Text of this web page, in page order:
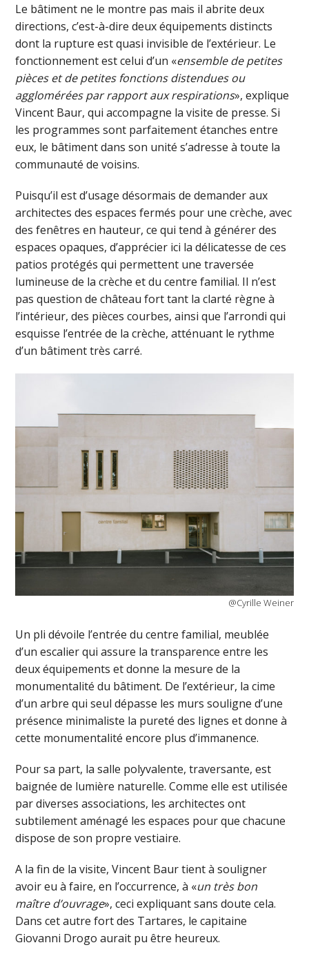
Le bâtiment ne le montre pas mais il abrite deux
directions, c’est-à-dire deux équipements distincts
dont la rupture est quasi invisible de l’extérieur. Le
fonctionnement est celui d’un «ensemble de petites
pièces et de petites fonctions distendues ou
agglomérées par rapport aux respirations», explique
Vincent Baur, qui accompagne la visite de presse. Si
les programmes sont parfaitement étanches entre
eux, le bâtiment dans son unité s’adresse à toute la
communauté de voisins.
Puisqu’il est d’usage désormais de demander aux
architectes des espaces fermés pour une crèche, avec
des fenêtres en hauteur, ce qui tend à générer des
espaces opaques, d’apprécier ici la délicatesse de ces
patios protégés qui permettent une traversée
lumineuse de la crèche et du centre familial. Il n’est
pas question de château fort tant la clarté règne à
l’intérieur, des pièces courbes, ainsi que l’arrondi qui
esquisse l’entrée de la crèche, atténuant le rythme
d’un bâtiment très carré.
@Cyrille Weiner
Un pli dévoile l’entrée du centre familial, meublée
d’un escalier qui assure la transparence entre les
deux équipements et donne la mesure de la
monumentalité du bâtiment. De l’extérieur, la cime
d’un arbre qui seul dépasse les murs souligne d’une
présence minimaliste la pureté des lignes et donne à
cette monumentalité encore plus d’immanence.
Pour sa part, la salle polyvalente, traversante, est
baignée de lumière naturelle. Comme elle est utilisée
par diverses associations, les architectes ont
subtilement aménagé les espaces pour que chacune
dispose de son propre vestiaire.
A la fin de la visite, Vincent Baur tient à souligner
avoir eu à faire, en l’occurrence, à «un très bon
maître d’ouvrage», ceci expliquant sans doute cela.
Dans cet autre fort des Tartares, le capitaine
Giovanni Drogo aurait pu être heureux.